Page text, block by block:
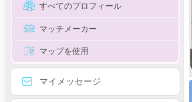
すべてのプロフィール
マッチメーカー
マップを使用
マイメッセージ